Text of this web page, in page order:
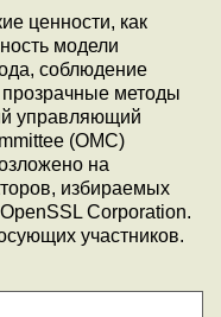
ценности, как
модели
соблюдение
методы
управляющий
(OMC)
на
избираемых
Corporation.
участников.